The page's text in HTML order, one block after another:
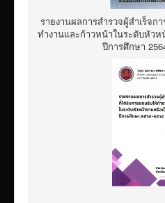
รายงานผลการสำรวจผู้สำเร็จ
ทำงานและก้าวหน้าในระดับหัวห
ปีการศึกษา